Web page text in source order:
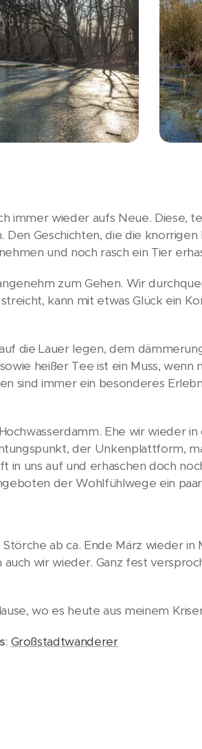
immer wieder aufs Neue. Diese,
Den Geschichten, die die
und noch rasch ein Tier
zum Gehen. Wir
kann mit etwas Glück ein
die Lauer legen, dem
heißer Tee ist ein Muss, wenn
sind immer ein besonderes
Ehe wir wieder
der Unkenplattform,
in uns auf und erhaschen doch
der Wohlfühlwege ein
ab ca. Ende März wieder
wir wieder. Ganz fest
wo es heute aus meinem
: Großstadtwanderer